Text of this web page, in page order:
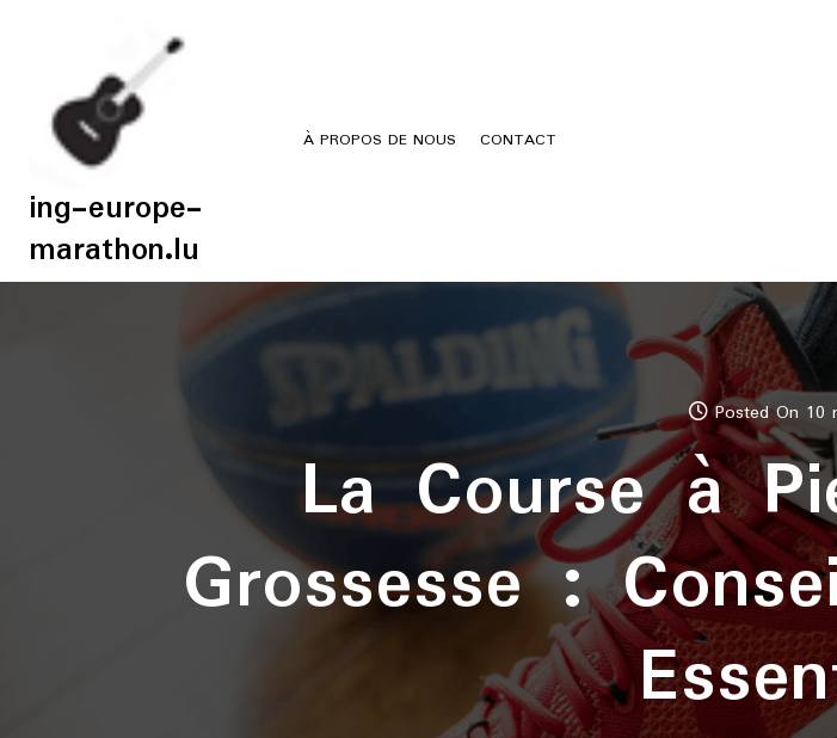
ing-europe-
marathon.lu
À PROPOS DE NOUS CONTACT
Posted On 10
La Course à
Grossesse :